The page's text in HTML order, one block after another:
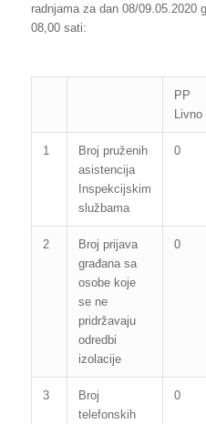
radnjama za dan 08/09.05.2020
08,00 sati:
PP
Livno
1
Broj pruženih
asistencija
Inspekcijskim
službama
0
2
Broj prijava
građana sa
osobe koje
se ne
pridržavaju
odredbi
izolacije
0
3
Broj
telefonskih
0